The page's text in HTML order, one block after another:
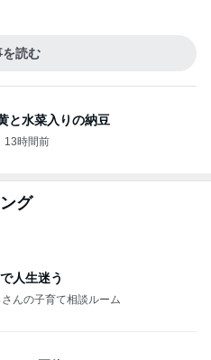
を読む
と水菜入りの納豆
13時間前
グ
人生迷う
んの子育て相談ルーム